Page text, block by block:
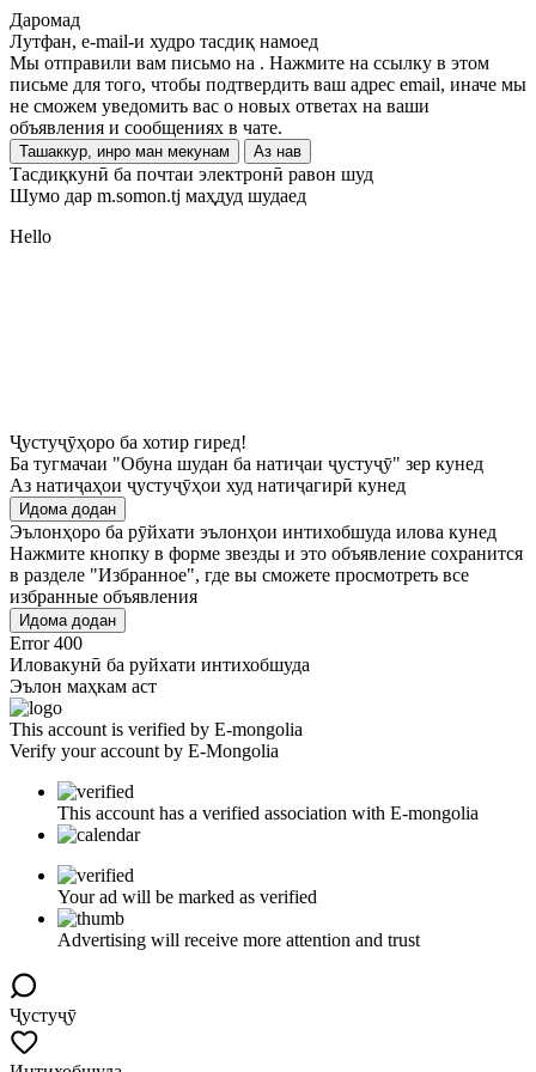
Даромад
Лутфан, e-mail-и худро тасдиқ намоед
Мы отправили вам письмо на . Нажмите на ссылку в этом
письме для того, чтобы подтвердить ваш адрес email, иначе мы
не сможем уведомить вас о новых ответах на ваши
объявления и сообщениях в чате.
Ташаккур, инро ман мекунам Аз нав
Тасдиқкунӣ ба почтаи электронӣ равон шуд
Шумо дар m.somon.tj маҳдуд шудаед
Hello
Ҷустуҷӯҳоро ба хотир гиред!
Ба тугмачаи "Обуна шудан ба натиҷаи ҷустуҷӯ" зер кунед
Аз натиҷаҳои ҷустуҷӯҳои худ натиҷагирӣ кунед
Идома додан
Эълонҳоро ба рӯйхати эълонҳои интихобшуда илова кунед
Нажмите кнопку в форме звезды и это объявление сохранится
в разделе "Избранное", где вы сможете просмотреть все
избранные объявления
Идома додан
Error 400
Иловакунӣ ба руйхати интихобшуда
Эълон маҳкам аст
This account is verified by E-mongolia
Verify your account by E-Mongolia
This account has a verified association with E-mongolia
Your ad will be marked as verified
Advertising will receive more attention and trust
Ҷустуҷӯ